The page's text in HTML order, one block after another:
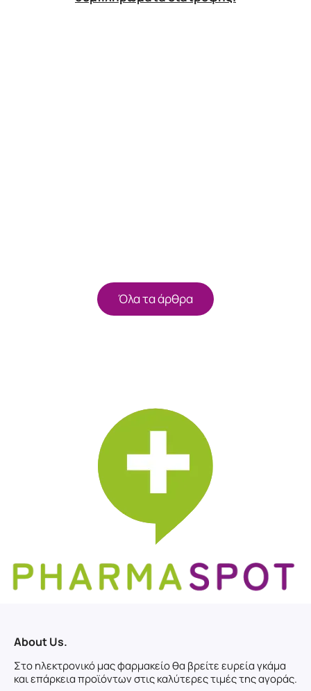
Όλα τα άρθρα
About Us.
Στο ηλεκτρονικό μας φαρμακείο θα βρείτε ευρεία γκάμα
και επάρκεια προϊόντων στις καλύτερες τιμές της αγοράς.